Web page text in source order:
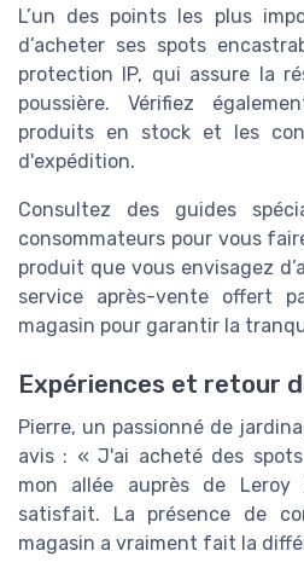
L’un des points les plus
d’acheter ses spots
protection IP, qui assure la
poussière. Vérifiez
produits en stock et les
d'expédition.
Consultez des guides
consommateurs pour vous
produit que vous envisagez
service après-vente offert
magasin pour garantir la
Expériences et retour
Pierre, un passionné de
avis : « J'ai acheté des
mon allée auprès de
satisfait. La présence de
magasin a vraiment fait la